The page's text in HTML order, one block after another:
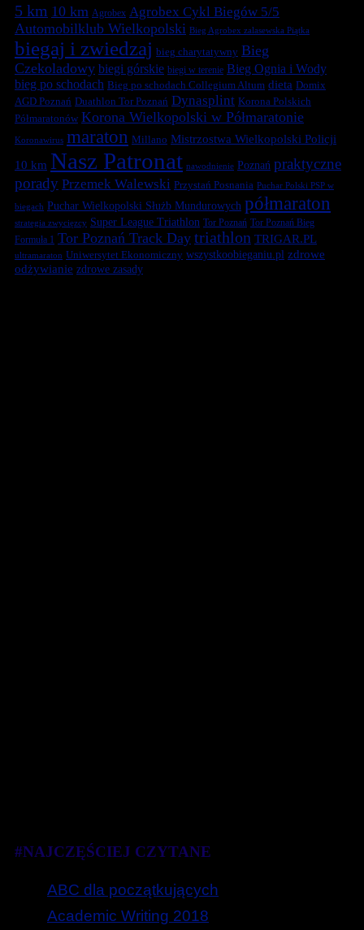
5 km 10 km Agrobex Agrobex Cykl Biegów 5/5
Automobilklub Wielkopolski Bieg Agrobex zalasewska Piątka
biegaj i zwiedzaj bieg charytatywny Bieg
Czekoladowy biegi górskie biegi w terenie Bieg Ognia i Wody
bieg po schodach Bieg po schodach Collegium Altum dieta Domix
AGD Poznań Duathlon Tor Poznań Dynasplint Korona Polskich
Półmaratonów Korona Wielkopolski w Półmaratonie
Koronawirus maraton Millano Mistrzostwa Wielkopolski Policji
10 km Nasz Patronat nawodnienie Poznań praktyczne
porady Przemek Walewski Przystań Posnania Puchar Polski PSP w
biegach Puchar Wielkopolski Służb Mundurowych półmaraton
strategia zwycięzcy Super League Triathlon Tor Poznań Tor Poznań Bieg
Formuła 1 Tor Poznań Track Day triathlon TRIGAR.PL
ultramaraton Uniwersytet Ekonomiczny wszystkoobieganiu.pl zdrowe
odżywianie zdrowe zasady
#NAJCZĘŚCIEJ CZYTANE
ABC dla początkujących
Academic Writing 2018